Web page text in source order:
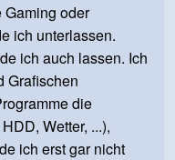
Gaming oder
ich unterlassen.
ich auch lassen. Ich
Grafischen
die
HDD, Wetter, ...),
ich erst gar nicht